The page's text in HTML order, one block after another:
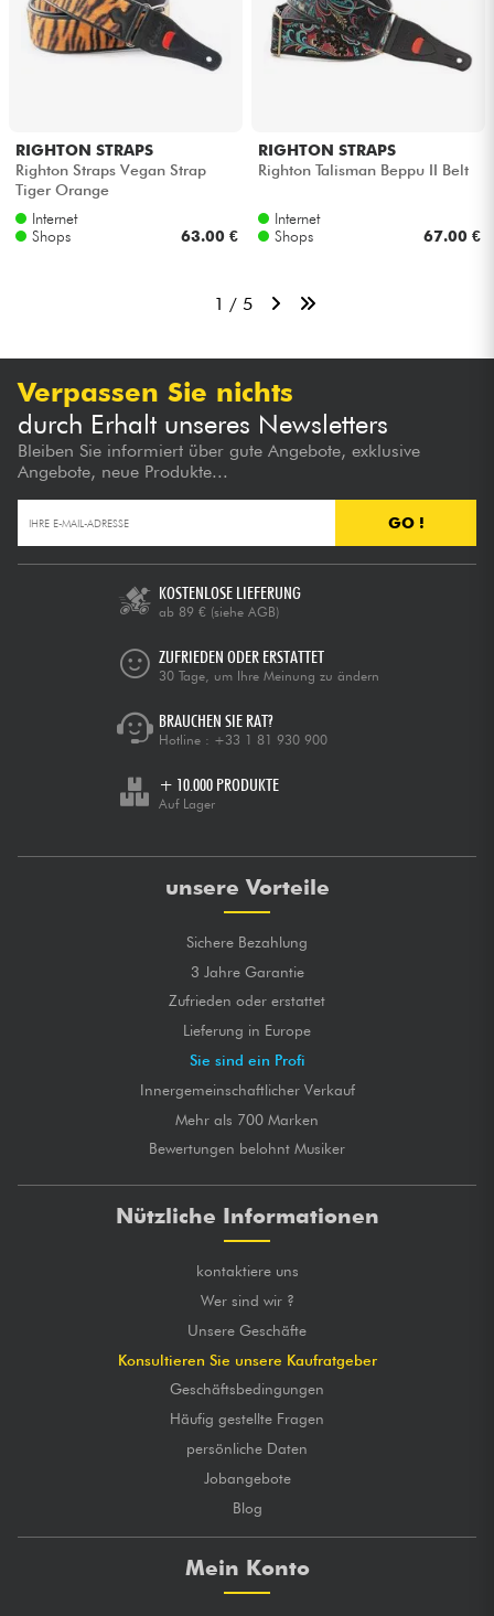
RIGHTON STRAPS
Righton Straps Vegan Strap
Tiger Orange
Internet
Shops
63.00 €
RIGHTON STRAPS
Righton Talisman Beppu II Belt
Internet
Shops
67.00 €
1 / 5
Verpassen Sie nichts
durch Erhalt unseres Newsletters
Bleiben Sie informiert über gute Angebote, exklusive
Angebote, neue Produkte...
GO !
KOSTENLOSE LIEFERUNG
ab 89 € (siehe AGB)
ZUFRIEDEN ODER ERSTATTET
30 Tage, um Ihre Meinung zu ändern
BRAUCHEN SIE RAT?
Hotline : +33 1 81 930 900
+ 10.000 PRODUKTE
Auf Lager
unsere Vorteile
Sichere Bezahlung
3 Jahre Garantie
Zufrieden oder erstattet
Lieferung in Europe
Sie sind ein Profi
Innergemeinschaftlicher Verkauf
Mehr als 700 Marken
Bewertungen belohnt Musiker
Nützliche Informationen
kontaktiere uns
Wer sind wir ?
Unsere Geschäfte
Konsultieren Sie unsere Kaufratgeber
Geschäftsbedingungen
Häufig gestellte Fragen
persönliche Daten
Jobangebote
Blog
Mein Konto